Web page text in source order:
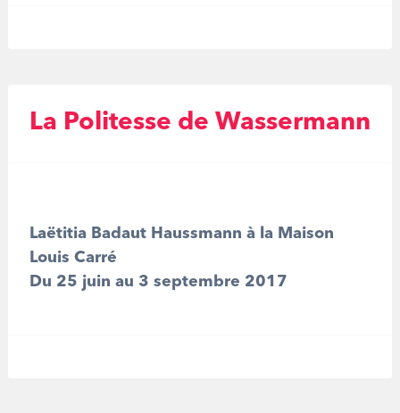
La Politesse de Wassermann
Laëtitia Badaut Haussmann à la Maison
Louis Carré
Du 25 juin au 3 septembre 2017